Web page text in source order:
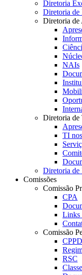
Diretoria
Diretoria de
Diretoria de
NAIs
Diretoria de
TI
Diretoria de
Comissões
Comissão
CPA
Links
Comissão
CPPD
RSC